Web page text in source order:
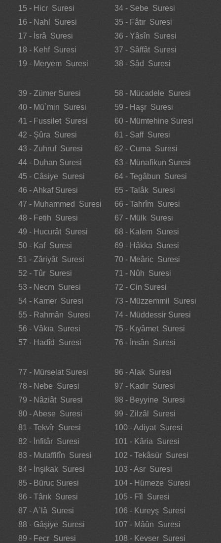
15 - Hicr Suresi
16 - Nahl Suresi
17 - İsrâ Suresi
18 - Kehf Suresi
19 - Meryem Suresi
34 - Sebe Suresi
35 - Fâtır Suresi
36 - Yâsîn Suresi
37 - Sâffât Suresi
38 - Sâd Suresi
39 - Zümer Suresi
40 - Mü`min Suresi
41 - Fussilet Suresi
42 - Şûra Suresi
43 - Zuhruf Suresi
44 - Duhan Suresi
45 - Câsiye Suresi
46 - Ahkaf Suresi
47 - Muhammed Suresi
48 - Fetih Suresi
49 - Hucurât Suresi
50 - Kaf Suresi
51 - Zâriyât Suresi
52 - Tûr Suresi
53 - Necm Suresi
54 - Kamer Suresi
55 - Rahmân Suresi
56 - Vâkıa Suresi
57 - Hadîd Suresi
58 - Mücadele Suresi
59 - Haşr Suresi
60 - Mümtehine Suresi
61 - Saff Suresi
62 - Cuma Suresi
63 - Münafikun Suresi
64 - Tegâbun Suresi
65 - Talâk Suresi
66 - Tahrîm Suresi
67 - Mülk Suresi
68 - Kalem Suresi
69 - Hâkka Suresi
70 - Meâric Suresi
71 - Nûh Suresi
72 - Cin Suresi
73 - Müzzemmil Suresi
74 - Müddessir Suresi
75 - Kıyâmet Suresi
76 - İnsân Suresi
77 - Mürselat Suresi
78 - Nebe Suresi
79 - Nâziât Suresi
80 - Abese Suresi
81 - Tekvîr Suresi
82 - İnfitâr Suresi
83 - Mutaffifîn Suresi
84 - İnşikak Suresi
85 - Büruc Suresi
86 - Târık Suresi
87 - A`lâ Suresi
88 - Gâşiye Suresi
89 - Fecr Suresi
96 - Alak Suresi
97 - Kadir Suresi
98 - Beyyine Suresi
99 - Zilzâl Suresi
100 - Adiyat Suresi
101 - Kâria Suresi
102 - Tekâsür Suresi
103 - Asr Suresi
104 - Hümeze Suresi
105 - Fîl Suresi
106 - Kureyş Suresi
107 - Mâûn Suresi
108 - Kevser Suresi